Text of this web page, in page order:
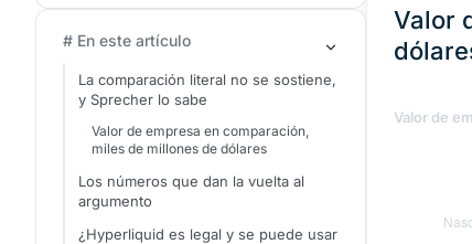
Valor
Valor de
# En este artículo
La comparación literal no se sostiene,
y Sprecher lo sabe
Valor de empresa en comparación,
miles de millones de dólares
Los números que dan la vuelta al
argumento
¿Hyperliquid es legal y se puede usar